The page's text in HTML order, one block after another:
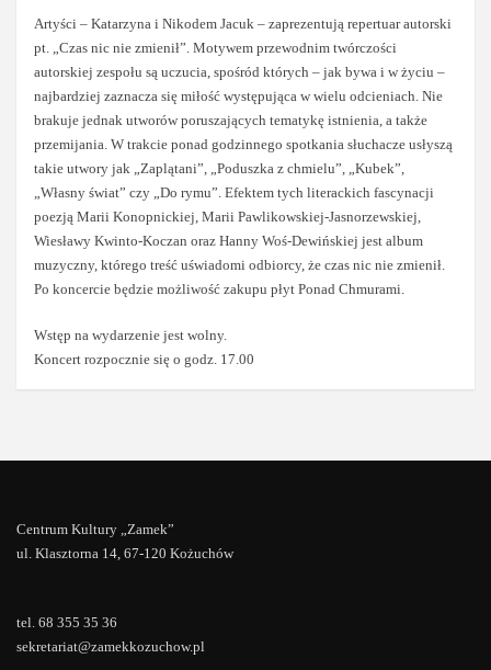
Artyści – Katarzyna i Nikodem Jacuk – zaprezentują repertuar autorski
pt. „Czas nic nie zmienił”. Motywem przewodnim twórczości
autorskiej zespołu są uczucia, spośród których – jak bywa i w życiu –
najbardziej zaznacza się miłość występująca w wielu odcieniach. Nie
brakuje jednak utworów poruszających tematykę istnienia, a także
przemijania. W trakcie ponad godzinnego spotkania słuchacze usłyszą
takie utwory jak „Zaplątani”, „Poduszka z chmielu”, „Kubek”,
„Własny świat” czy „Do rymu”. Efektem tych literackich fascynacji
poezją Marii Konopnickiej, Marii Pawlikowskiej-Jasnorzewskiej,
Wiesławy Kwinto-Koczan oraz Hanny Woś-Dewińskiej jest album
muzyczny, którego treść uświadomi odbiorcy, że czas nic nie zmienił.
Po koncercie będzie możliwość zakupu płyt Ponad Chmurami.
Wstęp na wydarzenie jest wolny.
Koncert rozpocznie się o godz. 17.00
Centrum Kultury „Zamek”
ul. Klasztorna 14, 67-120 Kożuchów
tel. 68 355 35 36
sekretariat@zamekkozuchow.pl